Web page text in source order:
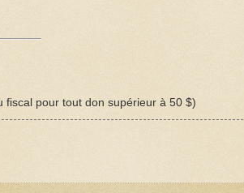
fiscal pour tout don supérieur à 50 $)